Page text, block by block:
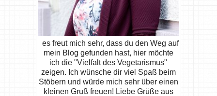
es freut mich sehr, dass du den Weg auf
mein Blog gefunden hast, hier möchte
ich die "Vielfalt des Vegetarismus"
zeigen. Ich wünsche dir viel Spaß beim
Stöbern und würde mich sehr über einen
kleinen Gruß freuen! Liebe Grüße aus